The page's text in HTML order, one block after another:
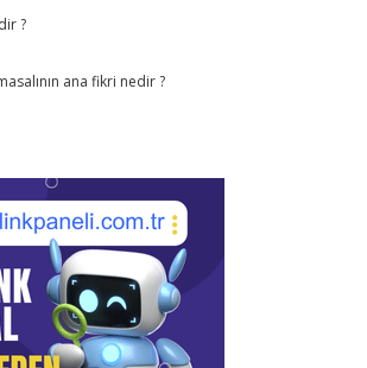
?
ana fikri nedir ?